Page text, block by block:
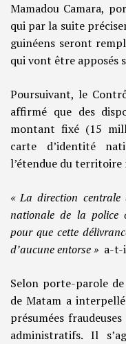
Mamadou Camara,
qui par la suite
guinéens seront
qui vont être apposés
Poursuivant, le
affirmé que des
montant fixé (15
carte d’identité
l’étendue du territoire
« La direction
nationale de la police
pour que cette
d’aucune entorse » a-t-
Selon porte-parole
de Matam a
présumées
administratifs. Il